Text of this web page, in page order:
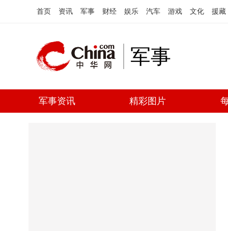
首页 资讯 军事 财经 娱乐 汽车 游戏 文化 援藏
军事
军事资讯 精彩图片